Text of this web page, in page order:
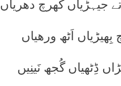
جیہڑیاں کُھرچ دھریاں
بِھیڑیاں اَٹھ ورھیاں
ڈِٹھیاں گُجھ نَینِیں